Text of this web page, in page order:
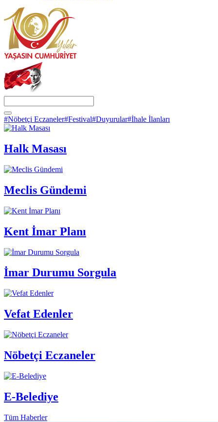
#Nöbetçi Eczaneler#Festival#Duyurular#İhale İlanları
Halk Masası
Meclis Gündemi
Kent İmar Planı
İmar Durumu Sorgula
Vefat Edenler
Nöbetçi Eczaneler
E-Belediye
Tüm Haberler